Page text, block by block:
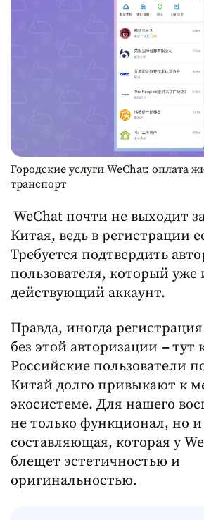
Городские услуги WeChat: оплата
транспорт
WeChat почти не выходит
Китая, ведь в регистрации
Требуется подтвердить
пользователя, который уже
действующий аккаунт.
Правда, иногда
без этой авторизации –тут
Российские пользователи
Китай долго привыкают к
экосистеме. Для нашего
не только функционал, но и
составляющая, которая у
блещет эстетичностью и
оригинальностью.